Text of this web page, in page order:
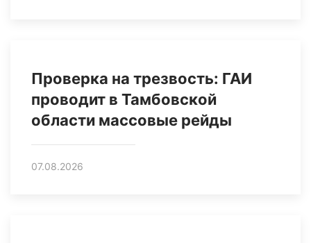
Проверка на трезвость: ГАИ
проводит в Тамбовской
области массовые рейды
07.08.2026